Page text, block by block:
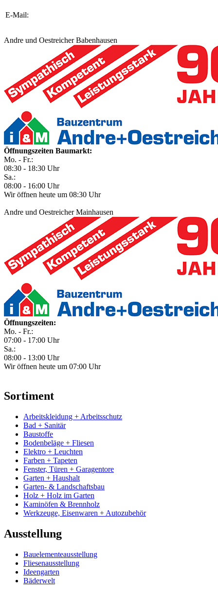
E-Mail:
Andre und Oestreicher Babenhausen
Öffnungszeiten Baumarkt:
Mo. - Fr.:
08:30 - 18:30 Uhr
Sa.:
08:00 - 16:00 Uhr
Wir öffnen heute um 08:30 Uhr
Andre und Oestreicher Mainhausen
Öffnungszeiten:
Mo. - Fr.:
07:00 - 17:00 Uhr
Sa.:
08:00 - 13:00 Uhr
Wir öffnen heute um 07:00 Uhr
Sortiment
Arbeitskleidung + Arbeitsschutz
Bad + Sanitär
Baustoffe
Bodenbeläge + Fliesen
Elektro + Leuchten
Farben + Tapeten
Fenster, Türen + Garagentore
Garten + Haushalt
Garten- & Landschaftsbau
Holz + Holz im Garten
Kaminöfen & Brennholz
Werkzeuge, Eisenwaren + Autozubehör
Ausstellung
Bauelementeausstellung
Fliesenausstellung
Ideengarten
Bäderwelt